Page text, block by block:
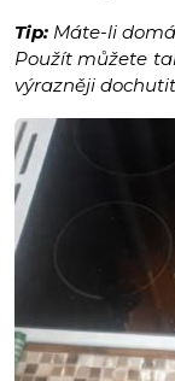
Tip: Máte-li
Použít můžete
výrazněji